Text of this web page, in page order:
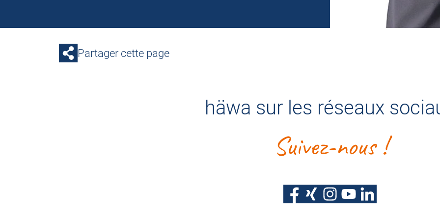
Partager cette page
häwa sur les réseaux
Suivez-nous !